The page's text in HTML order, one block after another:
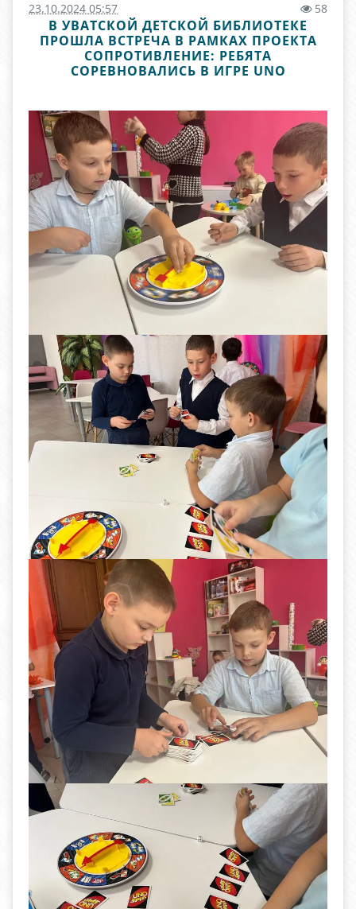
23.10.2024 05:57 58
В УВАТСКОЙ ДЕТСКОЙ БИБЛИОТЕКЕ
ПРОШЛА ВСТРЕЧА В РАМКАХ ПРОЕКТА
СОПРОТИВЛЕНИЕ: РЕБЯТА
СОРЕВНОВАЛИСЬ В ИГРЕ UNO